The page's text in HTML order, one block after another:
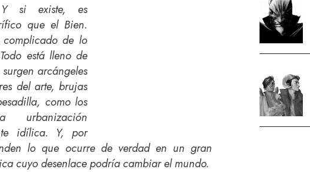
si existe, es
que el Bien.
complicado de lo
está lleno de
arcángeles
del arte, brujas
como los
idílica. Y, por
lo que ocurre de verdad en un gran
cuyo desenlace podría cambiar el mundo.